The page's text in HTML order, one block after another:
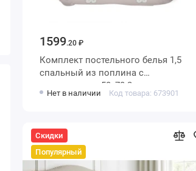
1599.20 ₽
Комплект постельного белья 1,5
спальный из поплина с
наволочками 50х70 2 шт
Животные Uniqcute
Нет в наличии Код товара: 673901
Скидки
Популярный